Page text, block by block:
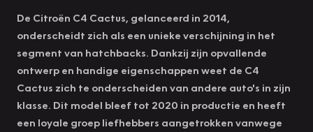
De Citroën C4 Cactus, gelanceerd in 2014,
onderscheidt zich als een unieke verschijning in het
segment van hatchbacks. Dankzij zijn opvallende
ontwerp en handige eigenschappen weet de C4
Cactus zich te onderscheiden van andere auto's in zijn
klasse. Dit model bleef tot 2020 in productie en heeft
een loyale groep liefhebbers aangetrokken vanwege